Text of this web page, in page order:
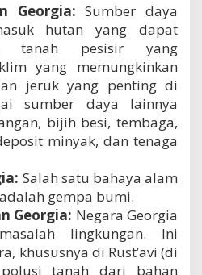
Georgia: Sumber daya
hutan yang dapat
tanah pesisir yang
yang memungkinkan
jeruk yang penting di
sumber daya lainnya
bijih besi, tembaga,
minyak, dan tenaga
Salah satu bahaya alam
gempa bumi.
Georgia: Negara Georgia
lingkungan. Ini
khususnya di Rust’avi (di
polusi tanah dari bahan